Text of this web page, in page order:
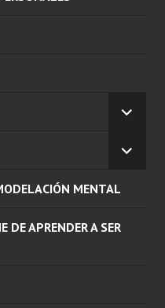
MENÚ
MENTAL
DE APRENDER A SER